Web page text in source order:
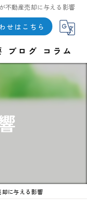
不動産売却に与える影響
せはこちら
ブログ コラム
に与える影響